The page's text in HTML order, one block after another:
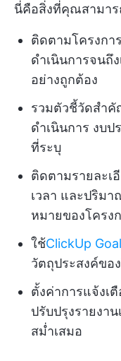
นี่คือสิ่งที่คุณสามาร
ติดตามโครงกา
ดำเนินการจนถึ
อย่างถูกต้อง
รวมตัวชี้วัดสำคั
ดำเนินการ งบป
ที่ระบุ
ติดตามรายละเ
เวลา และปริมา
หมายของโครง
ใช้ClickUp
วัตถุประสงค์ขอ
ตั้งค่าการแจ้งเ
ปรับปรุงรายงา
สม่ำเสมอ